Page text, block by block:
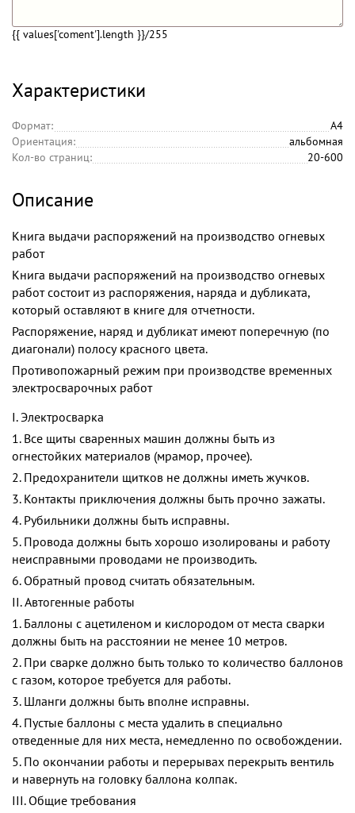
{{ values['coment'].length }}/255
Характеристики
Формат:
А4
Ориентация:
альбомная
Кол-во страниц:
20-600
Описание
Книга выдачи распоряжений на производство огневых
работ
Книга выдачи распоряжений на производство огневых
работ состоит из распоряжения, наряда и дубликата,
который оставляют в книге для отчетности.
Распоряжение, наряд и дубликат имеют поперечную (по
диагонали) полосу красного цвета.
Противопожарный режим при производстве временных
электросварочных работ
I. Электросварка
1. Все щиты сваренных машин должны быть из
огнестойких материалов (мрамор, прочее).
2. Предохранители щитков не должны иметь жучков.
3. Контакты приключения должны быть прочно зажаты.
4. Рубильники должны быть исправны.
5. Провода должны быть хорошо изолированы и работу
неисправными проводами не производить.
6. Обратный провод считать обязательным.
II. Автогенные работы
1. Баллоны с ацетиленом и кислородом от места сварки
должны быть на расстоянии не менее 10 метров.
2. При сварке должно быть только то количество баллонов
с газом, которое требуется для работы.
3. Шланги должны быть вполне исправны.
4. Пустые баллоны с места удалить в специально
отведенные для них места, немедленно по освобождении.
5. По окончании работы и перерывах перекрыть вентиль
и навернуть на головку баллона колпак.
III. Общие требования